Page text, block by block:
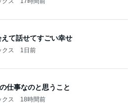
て話せてすごい幸せ
クス 1日前
仕事なのと思うこと
クス 18時間前